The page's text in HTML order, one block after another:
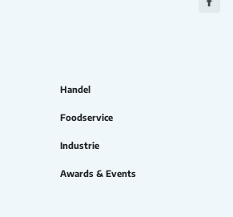
Zu
Handel
Foodservice
Industrie
Awards & Events